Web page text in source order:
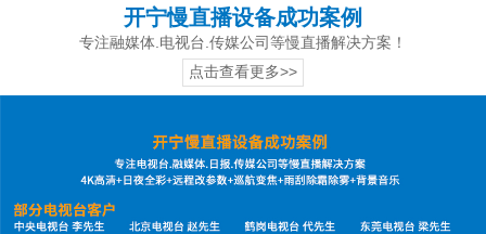
开宁慢直播设备成功案例
专注融媒体.电视台.传媒公司等慢直播解决方案！
点击查看更多>>